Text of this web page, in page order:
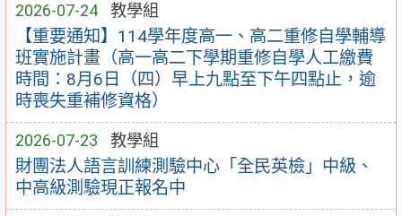
2026-07-24 教學組
【重要通知】114學年度高一、高二重修自學輔導
班實施計畫（高一高二下學期重修自學人工繳費
時間：8月6日（四）早上九點至下午四點止，逾
時喪失重補修資格）
2026-07-23 教學組
財團法人語言訓練測驗中心「全民英檢」中級、
中高級測驗現正報名中